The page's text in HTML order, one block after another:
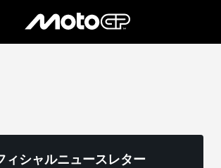
ィシャルニュースレター